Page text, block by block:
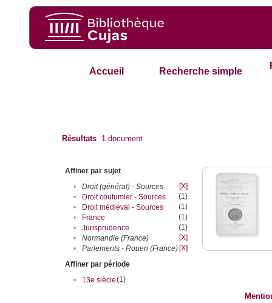
Accueil Recherche simple
Résultats 1 document
Affiner par sujet
•
Droit (général) - Sources
[X]
•
Droit coutumier - Sources
(1)
•
Droit médiéval - Sources
(1)
•
France
(1)
•
Jurisprudence
(1)
•
Normandie (France)
[X]
•
Parlements - Rouen (France) [X]
Affiner par période
•
13e siècle(1)